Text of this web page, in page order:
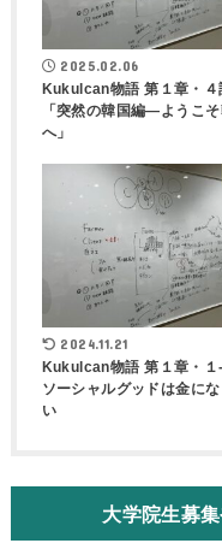
2025.02.06
Kukulcan物語 第１章・４
「突然の韓国編―ようこそ
へ」
2024.11.21
Kukulcan物語 第１章・１
ソーシャルグッドは金に
い
大学院生募